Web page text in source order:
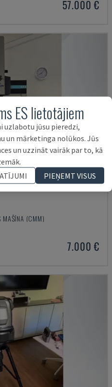
57.000 €
MAŠĪNA (CMM)
7.000 €
ES lietotājiem
uzlabotu jūsu pieredzi,
un mārketinga nolūkos. Jūs
un uzzināt vairāk par to, kā
PIEŅEMT VISUS